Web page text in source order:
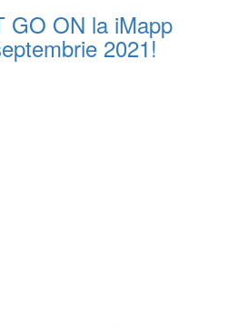
GO ON la iMapp
2021!